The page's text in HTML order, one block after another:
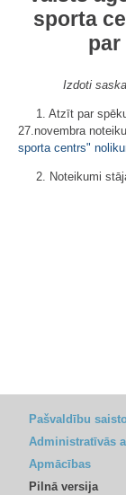
sporta
par
Izdoti
1. Atzīt par
27.novembra
sporta centrs"
2. Noteikumi
Pašvaldību
Administratīvās
Apmācības
Pilnā versija